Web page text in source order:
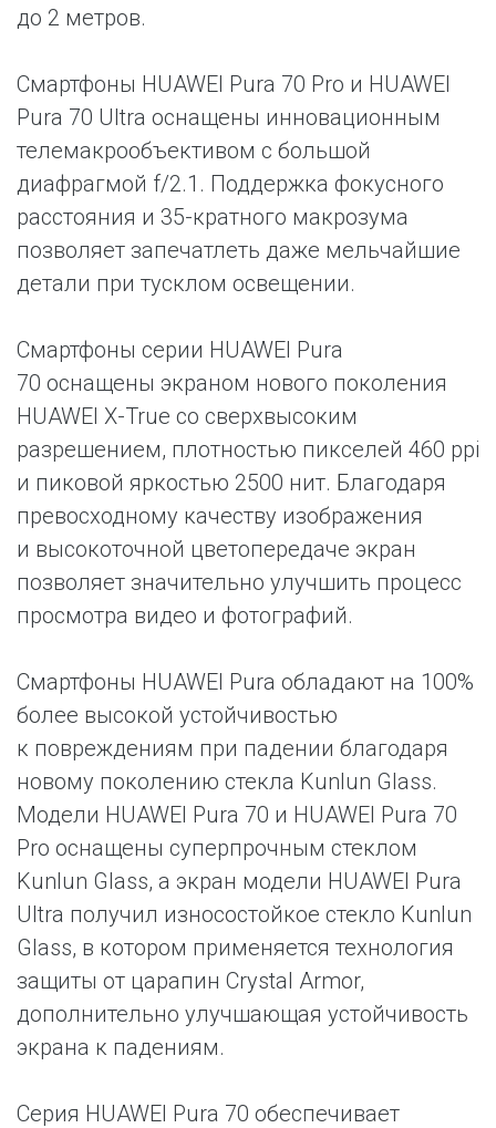
до 2 метров.
Смартфоны HUAWEI Pura 70 Pro и HUAWEI
Pura 70 Ultra оснащены инновационным
телемакрообъективом с большой
диафрагмой f/2.1. Поддержка фокусного
расстояния и 35-кратного макрозума
позволяет запечатлеть даже мельчайшие
детали при тусклом освещении.
Смартфоны серии HUAWEI Pura
70 оснащены экраном нового поколения
HUAWEI X-True со сверхвысоким
разрешением, плотностью пикселей 460 ppi
и пиковой яркостью 2500 нит. Благодаря
превосходному качеству изображения
и высокоточной цветопередаче экран
позволяет значительно улучшить процесс
просмотра видео и фотографий.
Смартфоны HUAWEI Pura обладают на 100%
более высокой устойчивостью
к повреждениям при падении благодаря
новому поколению стекла Kunlun Glass.
Модели HUAWEI Pura 70 и HUAWEI Pura 70
Pro оснащены суперпрочным стеклом
Kunlun Glass, а экран модели HUAWEI Pura
Ultra получил износостойкое стекло Kunlun
Glass, в котором применяется технология
защиты от царапин Crystal Armor,
дополнительно улучшающая устойчивость
экрана к падениям.
Серия HUAWEI Pura 70 обеспечивает